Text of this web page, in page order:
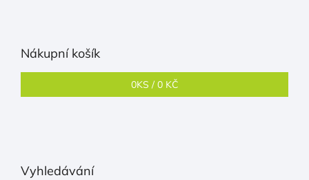
Nákupní košík
0KS /0 KČ
Vyhledávání